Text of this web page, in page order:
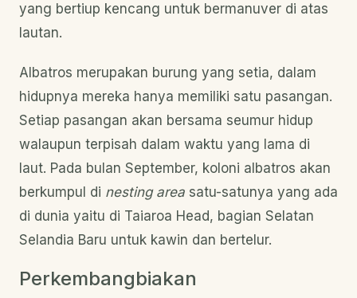
yang bertiup kencang untuk bermanuver di atas
lautan.
Albatros merupakan burung yang setia, dalam
hidupnya mereka hanya memiliki satu pasangan.
Setiap pasangan akan bersama seumur hidup
walaupun terpisah dalam waktu yang lama di
laut. Pada bulan September, koloni albatros akan
berkumpul di nesting area satu-satunya yang ada
di dunia yaitu di Taiaroa Head, bagian Selatan
Selandia Baru untuk kawin dan bertelur.
Perkembangbiakan